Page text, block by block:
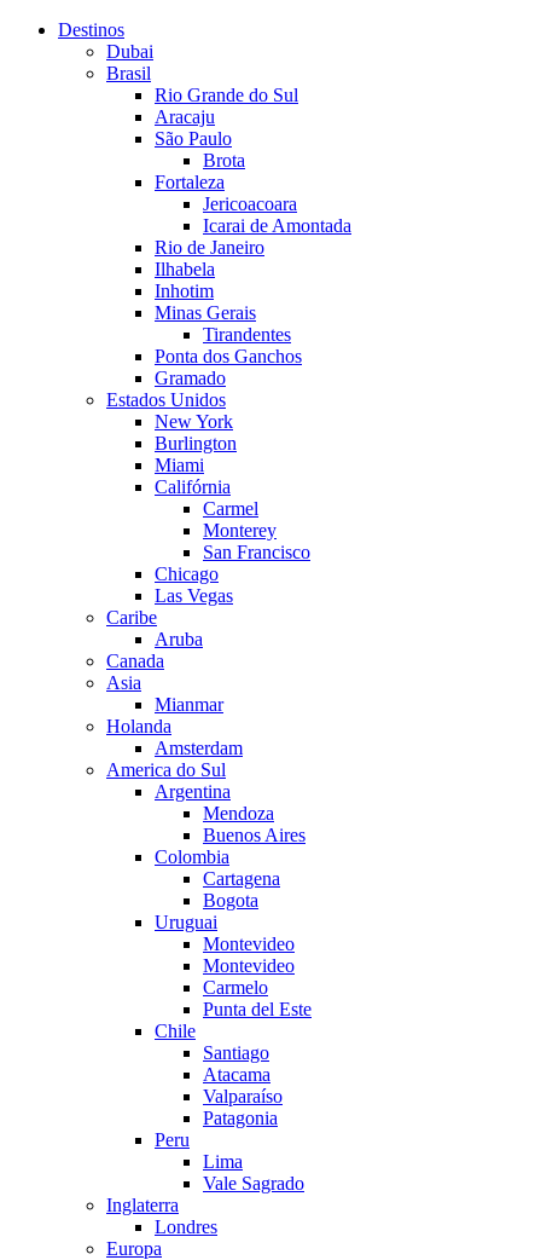
Destinos
Dubai
Brasil
Rio Grande do Sul
Aracaju
São Paulo
Brota
Fortaleza
Jericoacoara
Icarai de Amontada
Rio de Janeiro
Ilhabela
Inhotim
Minas Gerais
Tirandentes
Ponta dos Ganchos
Gramado
Estados Unidos
New York
Burlington
Miami
Califórnia
Carmel
Monterey
San Francisco
Chicago
Las Vegas
Caribe
Aruba
Canada
Asia
Mianmar
Holanda
Amsterdam
America do Sul
Argentina
Mendoza
Buenos Aires
Colombia
Cartagena
Bogota
Uruguai
Montevideo
Montevideo
Carmelo
Punta del Este
Chile
Santiago
Atacama
Valparaíso
Patagonia
Peru
Lima
Vale Sagrado
Inglaterra
Londres
Europa